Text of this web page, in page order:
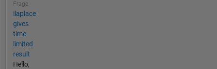
Frage
ilaplace
gives
time
limited
result
Hello,